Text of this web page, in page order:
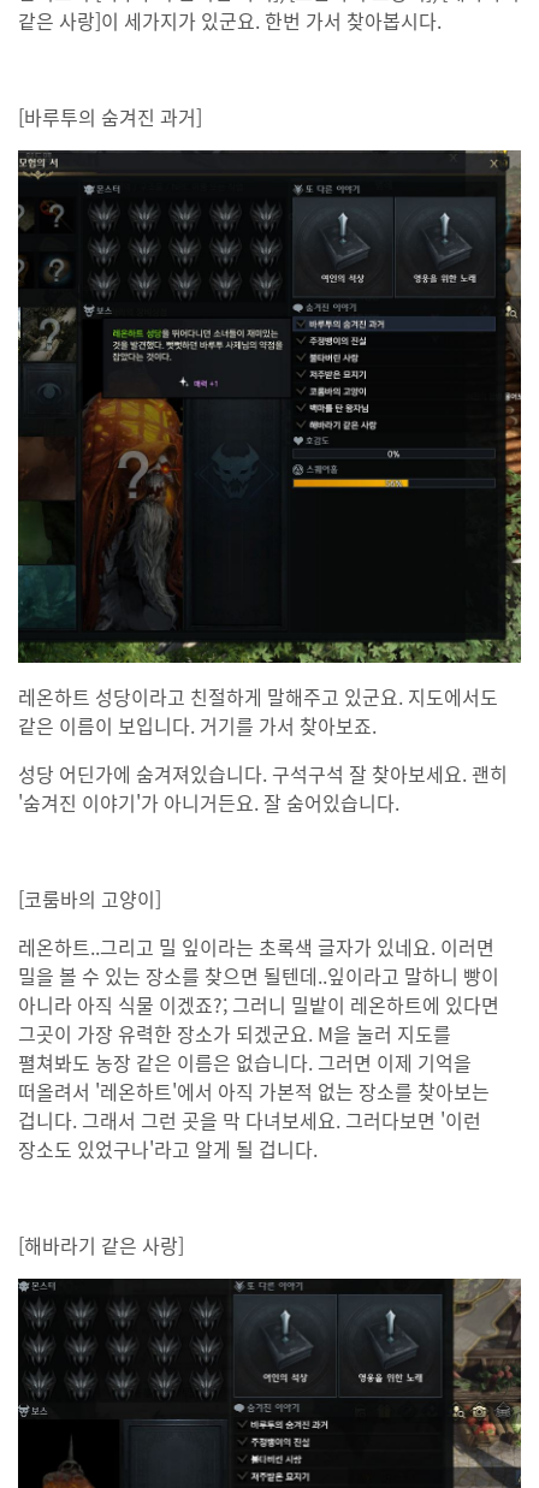
같은 사랑]이 세가지가 있군요. 한번 가서 찾아봅시다.
[바루투의 숨겨진 과거]
레온하트 성당이라고 친절하게 말해주고 있군요. 지도에서도
같은 이름이 보입니다. 거기를 가서 찾아보죠.
성당 어딘가에 숨겨져있습니다. 구석구석 잘 찾아보세요. 괜히
'숨겨진 이야기'가 아니거든요. 잘 숨어있습니다.
[코룸바의 고양이]
레온하트..그리고 밀 잎이라는 초록색 글자가 있네요. 이러면
밀을 볼 수 있는 장소를 찾으면 될텐데..잎이라고 말하니 빵이
아니라 아직 식물 이겠죠?; 그러니 밀밭이 레온하트에 있다면
그곳이 가장 유력한 장소가 되겠군요. M을 눌러 지도를
펼쳐봐도 농장 같은 이름은 없습니다. 그러면 이제 기억을
떠올려서 '레온하트'에서 아직 가본적 없는 장소를 찾아보는
겁니다. 그래서 그런 곳을 막 다녀보세요. 그러다보면 '이런
장소도 있었구나'라고 알게 될 겁니다.
[해바라기 같은 사랑]